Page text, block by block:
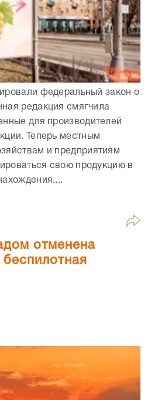
федеральный закон о
редакция смягчила
для производителей
Теперь местным
и предприятиям
свою продукцию в
отменена